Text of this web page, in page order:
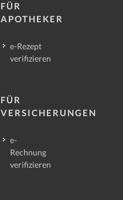
FÜR
APOTHEKER
e-Rezept
verifizieren
FÜR
VERSICHERUNGEN
e-
Rechnung
verifizieren